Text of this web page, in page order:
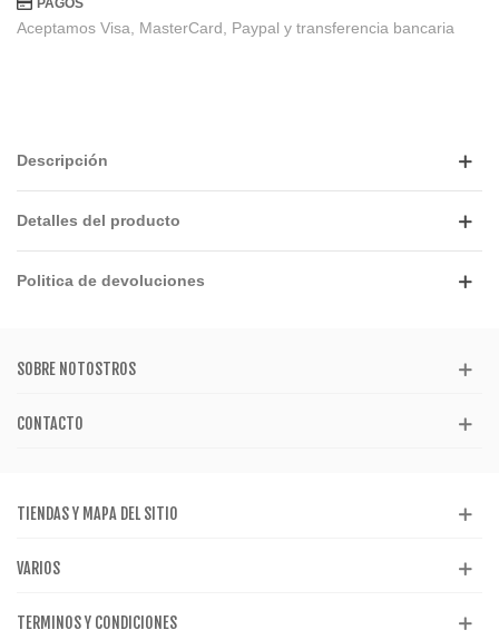
PAGOS
Aceptamos Visa, MasterCard, Paypal y transferencia bancaria
Descripción
Detalles del producto
Politica de devoluciones
SOBRE NOTOSTROS
CONTACTO
TIENDAS Y MAPA DEL SITIO
VARIOS
TERMINOS Y CONDICIONES